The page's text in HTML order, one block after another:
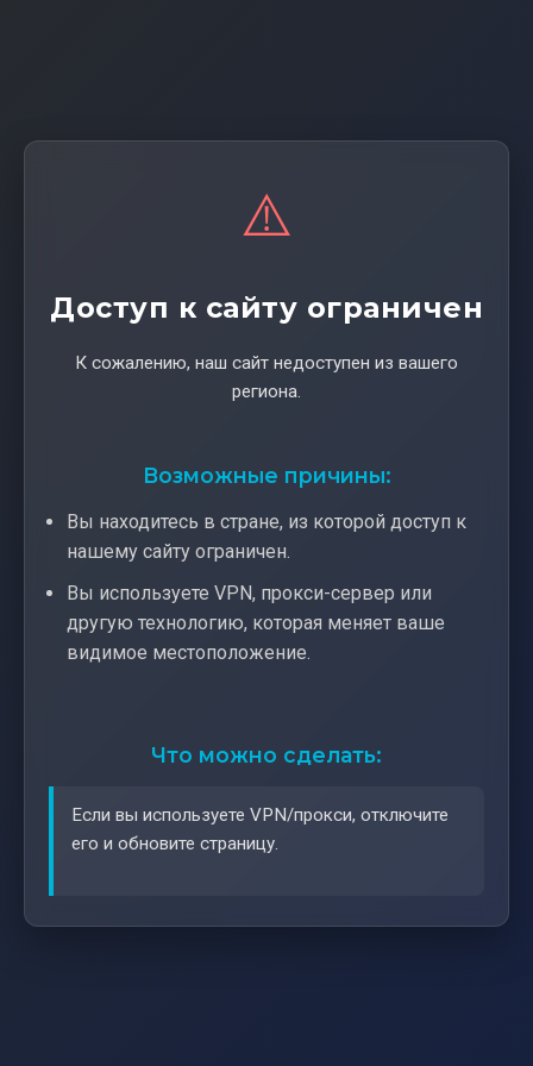
⚠️
Доступ к сайту ограничен
К сожалению, наш сайт недоступен из вашего
региона.
Возможные причины:
Вы находитесь в стране, из которой доступ к
нашему сайту ограничен.
Вы используете VPN, прокси-сервер или
другую технологию, которая меняет ваше
видимое местоположение.
Что можно сделать:
Если вы используете VPN/прокси, отключите
его и обновите страницу.